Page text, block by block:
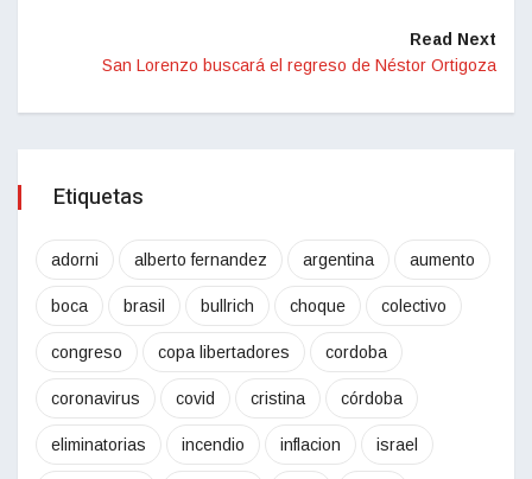
Read Next
San Lorenzo buscará el regreso de Néstor Ortigoza
Etiquetas
adorni alberto fernandez argentina aumento
boca brasil bullrich choque colectivo
congreso copa libertadores cordoba
coronavirus covid cristina córdoba
eliminatorias incendio inflacion israel